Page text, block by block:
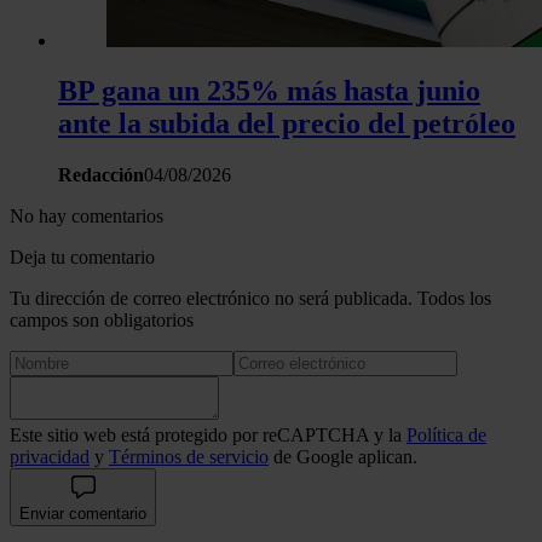
BP gana un 235% más hasta junio
ante la subida del precio del petróleo
Redacción04/08/2026
No hay comentarios
Deja tu comentario
Tu dirección de correo electrónico no será publicada. Todos los
campos son obligatorios
Este sitio web está protegido por reCAPTCHA y la Política de
privacidad y Términos de servicio de Google aplican.
Enviar comentario